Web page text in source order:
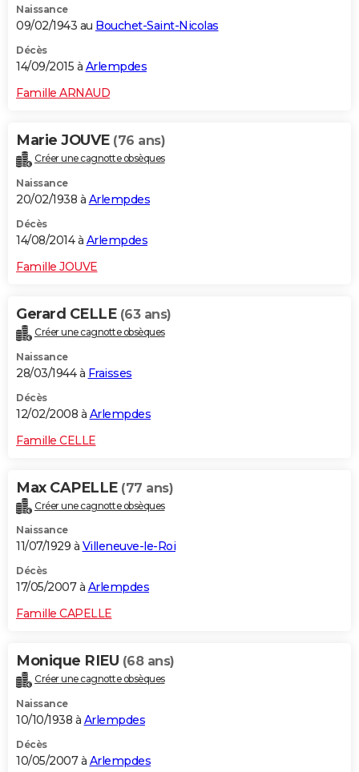
Naissance
09/02/1943 au Bouchet-Saint-Nicolas
Décès
14/09/2015 à Arlempdes
Famille ARNAUD
Marie JOUVE (76 ans)
Créer une cagnotte obsèques
Naissance
20/02/1938 à Arlempdes
Décès
14/08/2014 à Arlempdes
Famille JOUVE
Gerard CELLE (63 ans)
Créer une cagnotte obsèques
Naissance
28/03/1944 à Fraisses
Décès
12/02/2008 à Arlempdes
Famille CELLE
Max CAPELLE (77 ans)
Créer une cagnotte obsèques
Naissance
11/07/1929 à Villeneuve-le-Roi
Décès
17/05/2007 à Arlempdes
Famille CAPELLE
Monique RIEU (68 ans)
Créer une cagnotte obsèques
Naissance
10/10/1938 à Arlempdes
Décès
10/05/2007 à Arlempdes